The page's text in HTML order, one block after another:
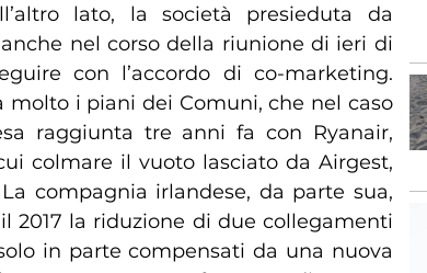
lato, la società presieduta da
nel corso della riunione di ieri di
con l’accordo di co-marketing.
i piani dei Comuni, che nel caso
raggiunta tre anni fa con Ryanair,
colmare il vuoto lasciato da Airgest,
compagnia irlandese, da parte sua,
2017 la riduzione di due collegamenti
in parte compensati da una nuova